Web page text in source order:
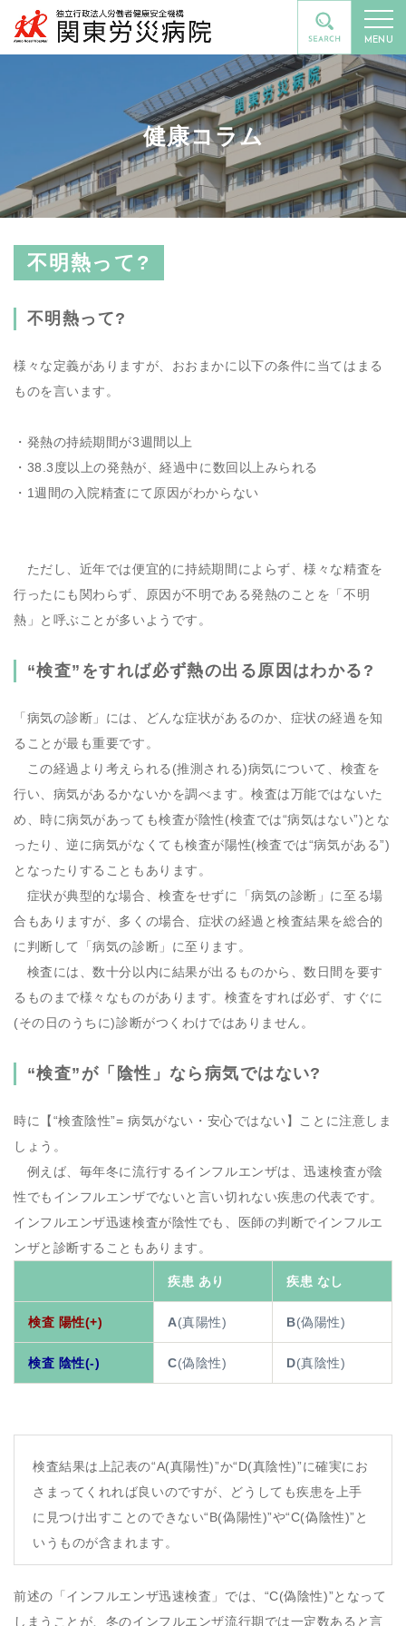
MENU
健康コラム
不明熱って?
不明熱って?
様々な定義がありますが、おおまかに以下の条件に当てはまる
ものを言います。
・発熱の持続期間が3週間以上
・38.3度以上の発熱が、経過中に数回以上みられる
・1週間の入院精査にて原因がわからない
ただし、近年では便宜的に持続期間によらず、様々な精査を
行ったにも関わらず、原因が不明である発熱のことを「不明
熱」と呼ぶことが多いようです。
“検査”をすれば必ず熱の出る原因はわかる?
「病気の診断」には、どんな症状があるのか、症状の経過を知
ることが最も重要です。
この経過より考えられる(推測される)病気について、検査を
行い、病気があるかないかを調べます。検査は万能ではないた
め、時に病気があっても検査が陰性(検査では“病気はない”)とな
ったり、逆に病気がなくても検査が陽性(検査では“病気がある”)
となったりすることもあります。
症状が典型的な場合、検査をせずに「病気の診断」に至る場
合もありますが、多くの場合、症状の経過と検査結果を総合的
に判断して「病気の診断」に至ります。
検査には、数十分以内に結果が出るものから、数日間を要す
るものまで様々なものがあります。検査をすれば必ず、すぐに
(その日のうちに)診断がつくわけではありません。
“検査”が「陰性」なら病気ではない?
時に【“検査陰性”= 病気がない・安心ではない 】ことに注意しま
しょう。
例えば、毎年冬に流行するインフルエンザは、迅速検査が陰
性でもインフルエンザでないと言い切れない疾患の代表です。
インフルエンザ迅速検査が陰性でも、医師の判断でインフルエ
ンザと診断することもあります。
疾患 あり 疾患 なし
検査 陽性(+) A(真陽性) B(偽陽性)
検査 陰性(-) C(偽陰性) D(真陰性)
検査結果は上記表の“A(真陽性)”か“D(真陰性)”に確実にお
さまってくれれば良いのですが、どうしても疾患を上手
に見つけ出すことのできない“B(偽陽性)”や“C(偽陰性)”と
いうものが含まれます。
前述の「インフルエンザ迅速検査」では、“C(偽陰性)”となって
しまうことが、冬のインフルエンザ流行期では一定数あると言